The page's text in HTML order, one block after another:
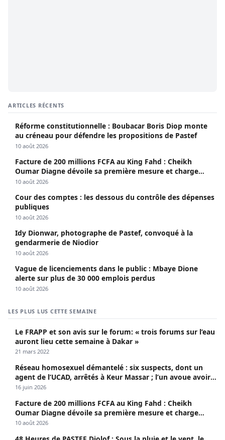
ARTICLES RÉCENTS
Réforme constitutionnelle : Boubacar Boris Diop monte
au créneau pour défendre les propositions de Pastef
10 août 2026
Facture de 200 millions FCFA au King Fahd : Cheikh
Oumar Diagne dévoile sa première mesure et charge
Diomaye et Cie
10 août 2026
Cour des comptes : les dessous du contrôle des dépenses
publiques
10 août 2026
Idy Dionwar, photographe de Pastef, convoqué à la
gendarmerie de Niodior
10 août 2026
Vague de licenciements dans le public : Mbaye Dione
alerte sur plus de 30 000 emplois perdus
10 août 2026
LES PLUS LUS CETTE SEMAINE
Le FRAPP et son avis sur le forum: « trois forums sur l’eau
auront lieu cette semaine à Dakar »
21 mars 2022
Réseau homosexuel démantelé : six suspects, dont un
agent de l’UCAD, arrêtés à Keur Massar ; l’un avoue avoir
propagé le VIH depuis 2018
16 juin 2026
Facture de 200 millions FCFA au King Fahd : Cheikh
Oumar Diagne dévoile sa première mesure et charge
Diomaye et Cie
10 août 2026